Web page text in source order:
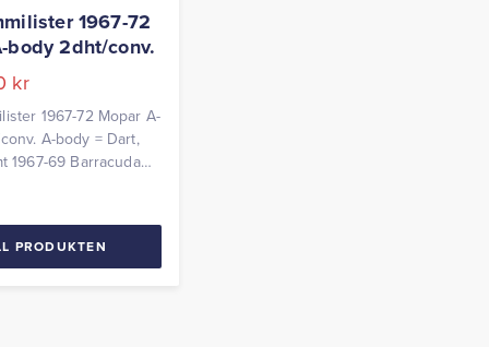
1967-72
body 2dht/conv.
kr
1967-72 Mopar A-
A-body = Dart,
1967-69 Barracuda
PRODUKTEN